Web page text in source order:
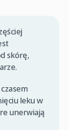
skórę,
leku w
unerwiają